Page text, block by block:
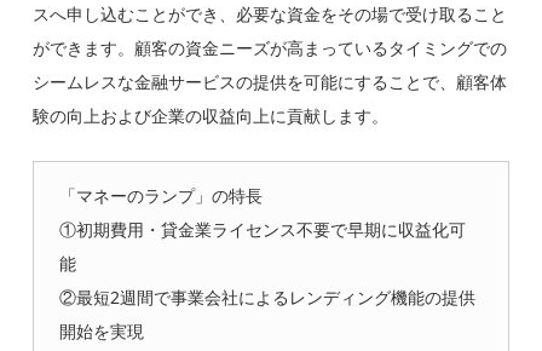
スへ申し込むことができ、必要な資金をその場で受け取ること
ができます。顧客の資金ニーズが高まっているタイミングでの
シームレスな金融サービスの提供を可能にすることで、顧客体
験の向上および企業の収益向上に貢献します。
「マネーのランプ」の特長
①初期費用・貸金業ライセンス不要で早期に収益化可
能
②最短2週間で事業会社によるレンディング機能の提供
開始を実現